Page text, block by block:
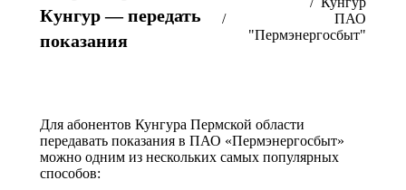
Кунгур — передать
показания
ПАО
"Пермэнергосбыт"
Для абонентов Кунгура Пермской области
передавать показания в ПАО «Пермэнергосбыт»
можно одним из нескольких самых популярных
способов: